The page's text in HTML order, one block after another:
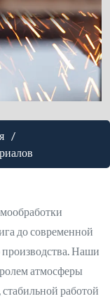
до современной
Наши
атмосферы
работой